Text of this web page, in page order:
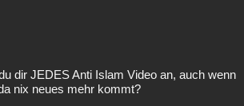
dir JEDES Anti Islam Video an, auch wenn
nix neues mehr kommt?